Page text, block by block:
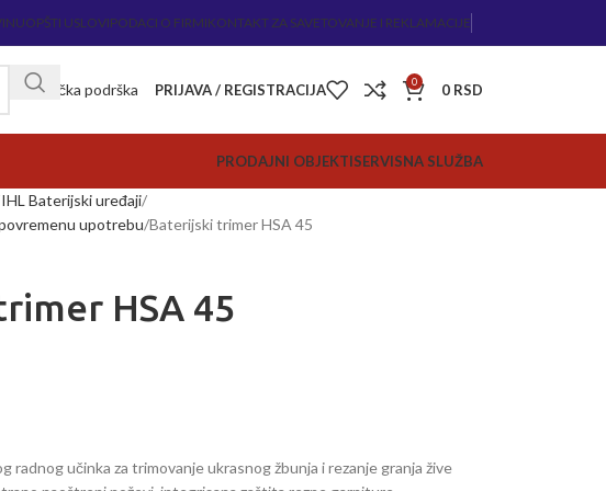
OPŠTI USLOVIPODACI O FIRMIKONTAKT ZA SAVETOVANJE I REKLAMACIJE
Korisnička podrška PRIJAVA / REGISTRACIJA 0 0 RSD
PRODAJNI OBJEKTISERVISNA SLUŽBA
Baterijski uređaji
upotrebu Baterijski trimer HSA 45
HSA 45
radnog učinka za trimovanje ukrasnog žbunja i rezanje granja žive